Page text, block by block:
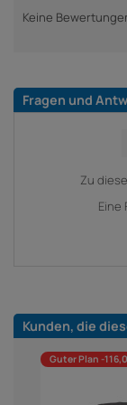
Keine
Fragen und
Zu
Eine
Kunden, die
Guter Plan -